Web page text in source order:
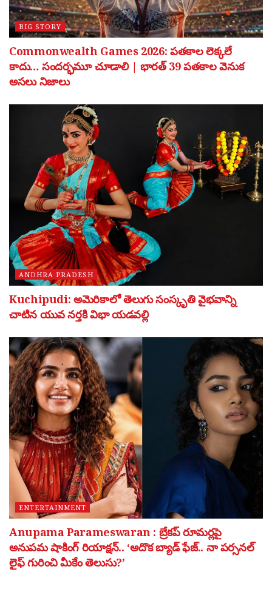
BIG STORY
Commonwealth Games 2026: పతకాల లెక్కలే
కాదు… సందర్భమూ చూడాలి | భారత్ 39 పతకాల వెనుక
అసలు నిజాలు
ANDHRA PRADESH
Kuchipudi: అమెరికాలో తెలుగు సంస్కృతి వైభవాన్ని
చాటిన యువ నర్తకి విభా యడవల్లి
ENTERTAINMENT
Anupama Parameswaran : బ్రేకప్ రూమర్లపై
అనుపమ షాకింగ్ రియాక్షన్.. ‘అదొక బ్యాడ్ ఫేజ్.. నా పర్సనల్
లైఫ్ గురించి మీకేం తెలుసు?’